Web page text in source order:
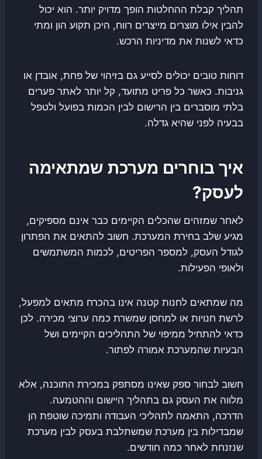
תהליך קבלת ההחלטות הופך מדויק יותר. הוא יכול
להבין אילו מוצרים מייצרים רווח, היכן תקוע הון ומתי
כדאי לשנות את מדיניות הרכש.
דוחות טובים יכולים לסייע גם בזיהוי של פחת, אובדן או
גניבות. כאשר כל פריט מתועד, קל יותר לאתר פערים
בלתי מוסברים בין הרישום לבין הכמות בפועל ולטפל
בבעיה לפני שהיא גדלה.
איך בוחרים מערכת שמתאימה
לעסק?
לאחר שמזהים שהכלים הקיימים כבר אינם מספיקים,
מגיע שלב בחירת המערכת. חשוב להתאים את הפתרון
לגודל העסק, למספר הפריטים, לכמות המשתמשים
ולאופי הפעילות.
מה שמתאים לחנות קטנה אינו בהכרח מתאים למפעל,
לרשת חנויות או למחסן שמשרת כמה ערוצי מכירה. לכן
כדאי להתחיל ממיפוי של התהליכים הקיימים ושל
הבעיות שהמערכת אמורה לפתור.
חשוב לבחור ספק שאינו מסתפק במכירת התוכנה, אלא
מלווה את העסק גם בתהליך היישום וההטמעה.
הדרכה, התאמה לתהליכי העבודה ותמיכה שוטפת הן
שמבדילות בין מערכת שמשתלבת בעסק לבין מערכת
שנזנחת לאחר כמה חודשים.